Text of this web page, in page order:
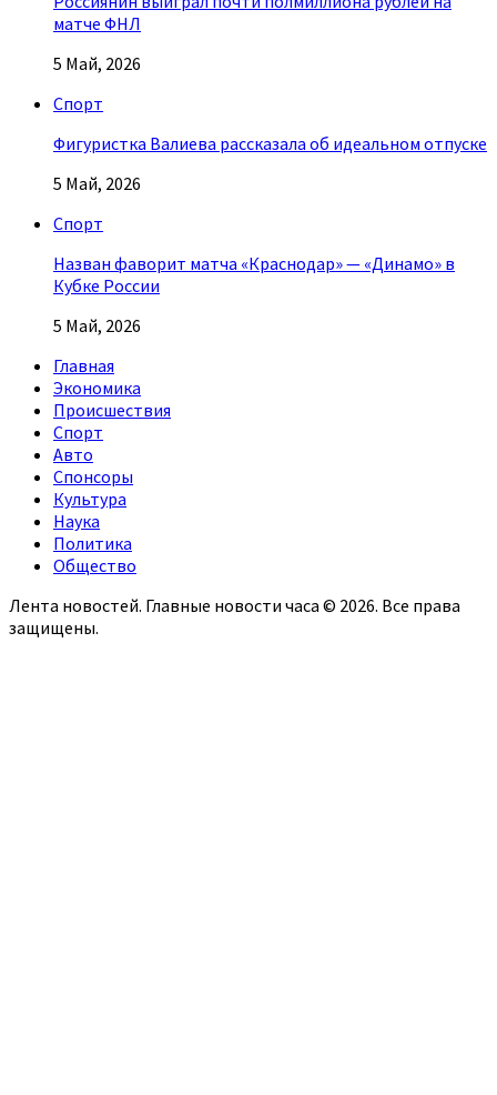
матче ФНЛ
5 Май, 2026
Спорт
Фигуристка Валиева рассказала об идеальном отпуске
5 Май, 2026
Спорт
Назван фаворит матча «Краснодар» — «Динамо» в
Кубке России
5 Май, 2026
Главная
Экономика
Происшествия
Спорт
Авто
Спонсоры
Культура
Наука
Политика
Общество
Лента новостей. Главные новости часа © 2026. Все права
защищены.